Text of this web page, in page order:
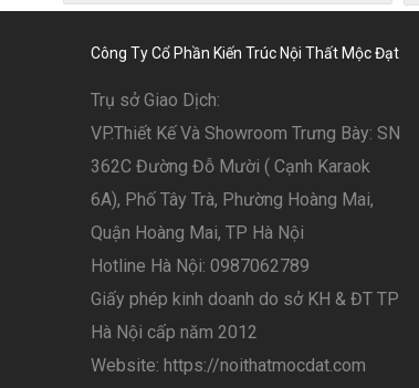
Công Ty Cổ Phần Kiến Trúc Nội Thất Mộc Đạt
Trụ sở Giao Dịch:
VP.Thiết Kế Và Showroom Trưng Bày: SN
362C Đường Đỗ Mười ( Cạnh Karaok
6A), Phố Tây Trà, Phường Hoàng Mai,
Quận Hoàng Mai, TP Hà Nội
Hotline Hà Nội: 0987062789
Giấy phép kinh doanh do sở KH & ĐT TP
Hà Nội cấp năm 2012
Website: https://noithatmocdat.com